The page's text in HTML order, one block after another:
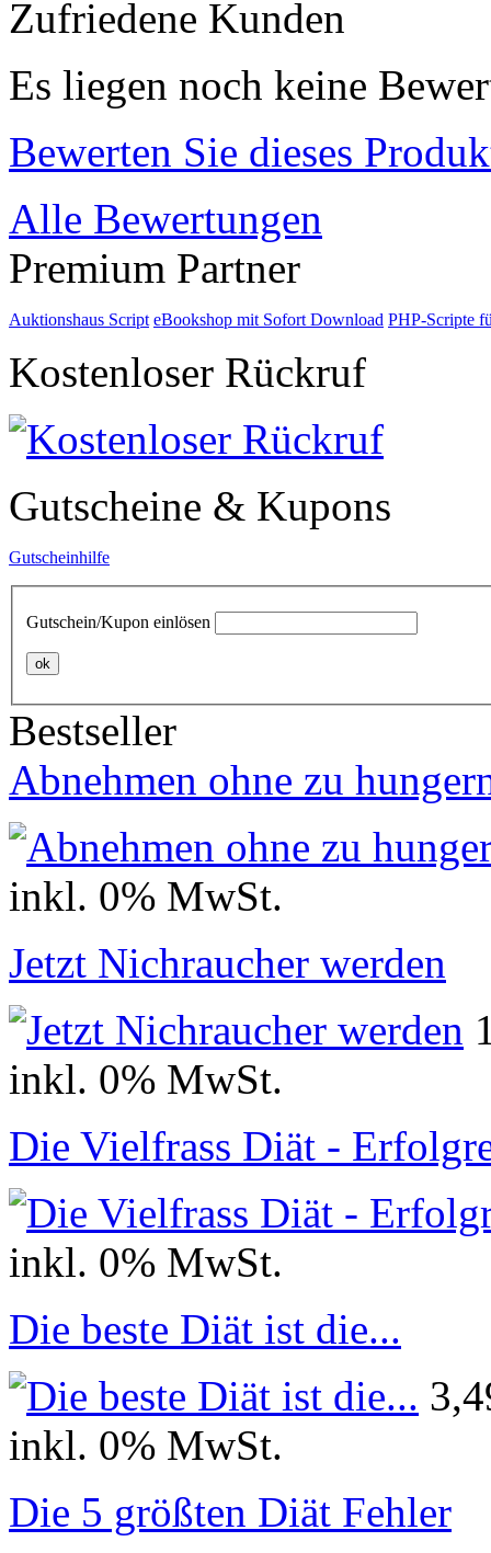
Zufriedene Kunden
Es liegen noch keine
Bewerten Sie dieses
Alle Bewertungen
Premium Partner
Auktionshaus Script eBookshop mit Sofort Download PHP-Scripte
Kostenloser Rückruf
Gutscheine & Kupons
Gutscheinhilfe
Gutschein/Kupon einlösen
ok
Bestseller
Abnehmen ohne zu
inkl. 0% MwSt.
Jetzt Nichraucher werden
inkl. 0% MwSt.
Die Vielfrass Diät -
inkl. 0% MwSt.
Die beste Diät ist die...
inkl. 0% MwSt.
Die 5 größten Diät Fehler